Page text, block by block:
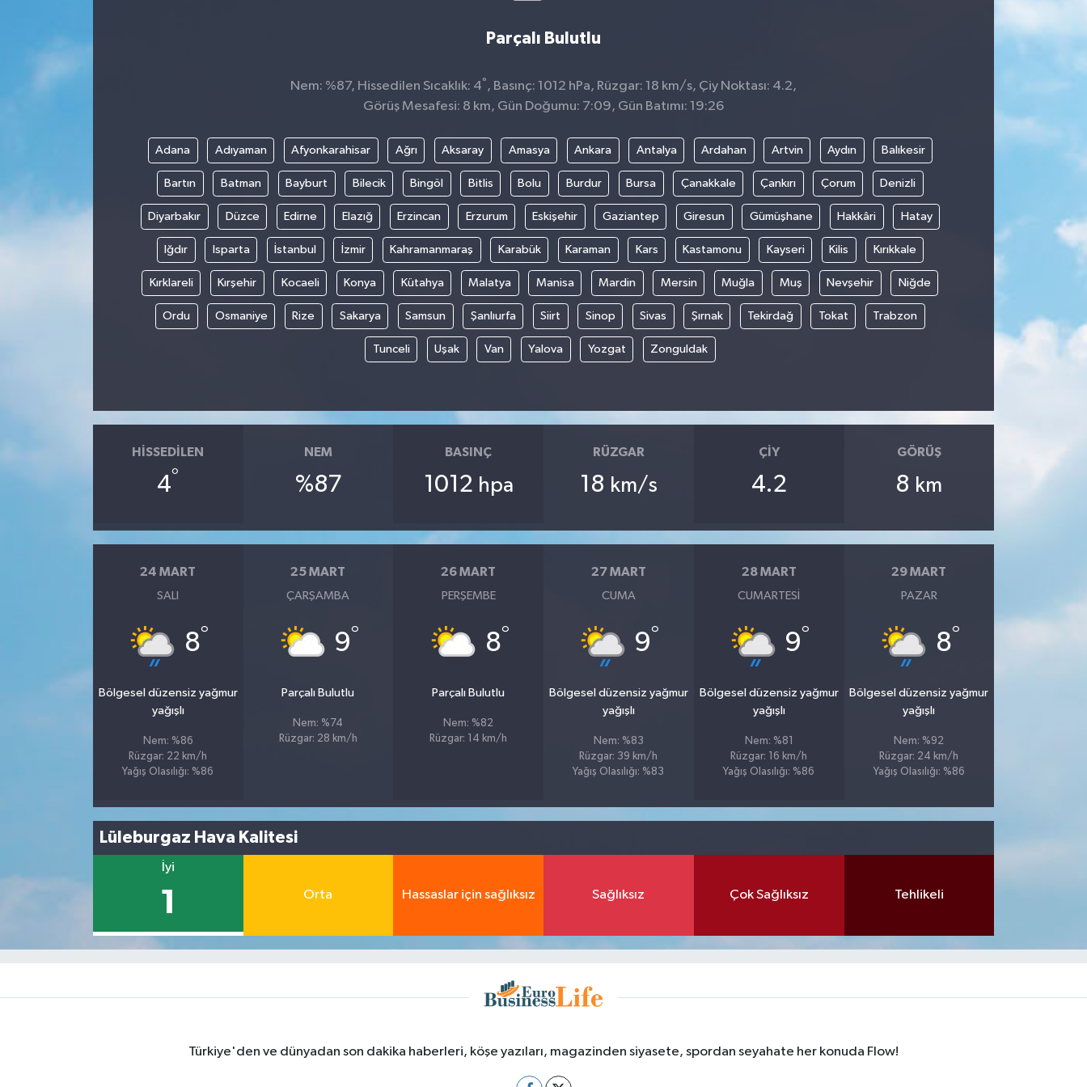
Parçalı Bulutlu
Nem: %87, Hissedilen Sıcaklık: 4° , Basınç: 1012 hPa, Rüzgar: 18 km/s, Çiy Noktası: 4.2,
Görüş Mesafesi: 8 km, Gün Doğumu: 7:09, Gün Batımı: 19:26
Adana Adıyaman Afyonkarahisar Ağrı Aksaray Amasya Ankara Antalya Ardahan Artvin Aydın Balıkesir
Bartın Batman Bayburt Bilecik Bingöl Bitlis Bolu Burdur Bursa Çanakkale Çankırı Çorum Denizli
Diyarbakır Düzce Edirne Elazığ Erzincan Erzurum Eskişehir Gaziantep Giresun Gümüşhane Hakkâri Hatay
Iğdır Isparta İstanbul İzmir Kahramanmaraş Karabük Karaman Kars Kastamonu Kayseri Kilis Kırıkkale
Kırklareli Kırşehir Kocaeli Konya Kütahya Malatya Manisa Mardin Mersin Muğla Muş Nevşehir Niğde
Ordu Osmaniye Rize Sakarya Samsun Şanlıurfa Siirt Sinop Sivas Şırnak Tekirdağ Tokat Trabzon
Tunceli Uşak Van Yalova Yozgat Zonguldak
HISSEDILEN
4°
NEM
%87
BASINÇ
1012 hpa
RÜZGAR
18 km/s
ÇIY
4.2
GÖRÜŞ
8 km
24 MART
SALI
8°
Bölgesel düzensiz yağmur
yağışlı
Nem: %86
Rüzgar: 22 km/h
Yağış Olasılığı: %86
25 MART
ÇARŞAMBA
9°
Parçalı Bulutlu
Nem: %74
Rüzgar: 28 km/h
26 MART
PERŞEMBE
8°
Parçalı Bulutlu
Nem: %82
Rüzgar: 14 km/h
27 MART
CUMA
9°
Bölgesel düzensiz yağmur
yağışlı
Nem: %83
Rüzgar: 39 km/h
Yağış Olasılığı: %83
28 MART
CUMARTESI
9°
Bölgesel düzensiz yağmur
yağışlı
Nem: %81
Rüzgar: 16 km/h
Yağış Olasılığı: %86
29 MART
PAZAR
8°
Bölgesel düzensiz yağmur
yağışlı
Nem: %92
Rüzgar: 24 km/h
Yağış Olasılığı: %86
Lüleburgaz Hava Kalitesi
İyi
1 Orta Hassaslar için sağlıksız Sağlıksız Çok Sağlıksız Tehlikeli
Türkiye'den ve dünyadan son dakika haberleri, köşe yazıları, magazinden siyasete, spordan seyahate her konuda Flow!